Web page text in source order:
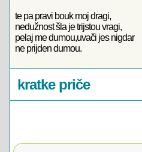
te pa pravi bouk moj dragi,
nedužnost šla je trijstou vragi,
pelaj me dumou,uvači jes nigdar
ne prijden dumou.
kratke priče